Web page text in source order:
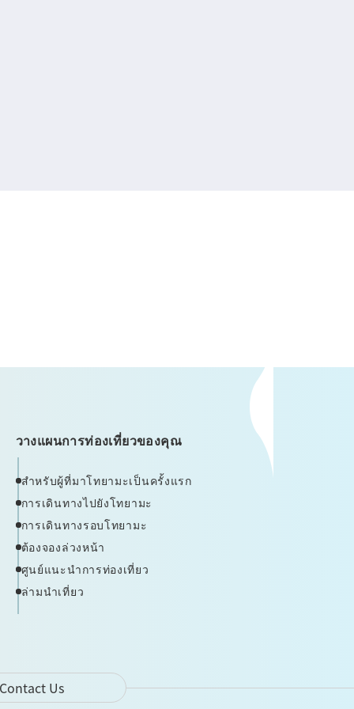
วางแผนการท่องเที่ยวของคุณ
สำหรับผู้ที่มาโทยามะเป็นครั้งแรก
การเดินทางไปยังโทยามะ
การเดินทางรอบโทยามะ
ต้องจองล่วงหน้า
ศูนย์แนะนำการท่องเที่ยว
ล่ามนำเที่ยว
Contact Us